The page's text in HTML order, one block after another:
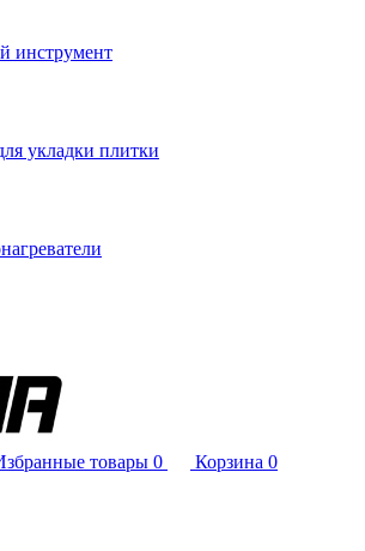
инструмент
укладки плитки
товары 0 Корзина 0